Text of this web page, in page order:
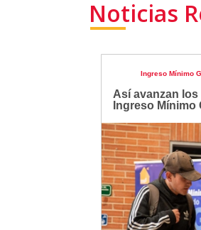
Noticias
Ingreso Mínimo
Así avanzan
Ingreso Mínimo